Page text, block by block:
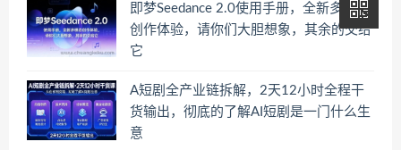
即梦Seedance 2.0使用手册，全新多模态
创作体验，请你们大胆想象，其余的交给
它
A短剧全产业链拆解，2天12小时全程干
货输出，彻底的了解AI短剧是一门什么生
意